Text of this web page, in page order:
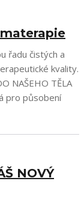
řadu čistých a
kvality.
NAŠEHO TĚLA
pro působení
NOVÝ